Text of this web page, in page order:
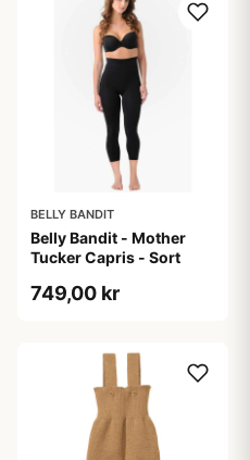
BELLY BANDIT
Belly Bandit - Mother
Tucker Capris - Sort
749,00 kr